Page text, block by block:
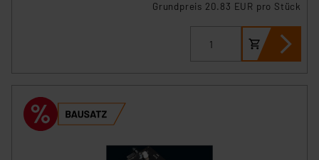
Grundpreis 20.83 EUR pro Stück